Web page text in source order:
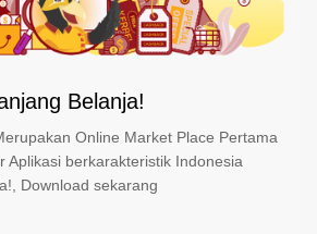
Belanja!
Online Market Place Pertama
Aplikasi berkarakteristik Indonesia
Download sekarang